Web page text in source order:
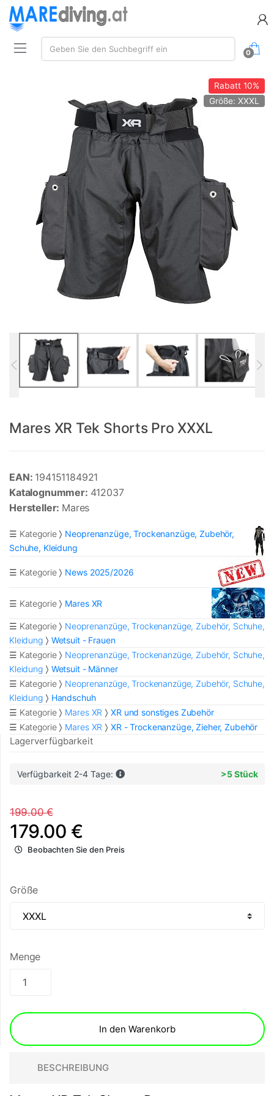
Suchen:
Geben Sie den Suchbegriff ein
0
Rabatt10%
Größe: XXXL
Mares XR Tek Shorts Pro XXXL
EAN: 194151184921
Katalognummer: 412037
Hersteller: Mares
☰ Kategorie
Neoprenanzüge, Trockenanzüge, Zubehör,
Schuhe, Kleidung
☰ Kategorie News 2025/2026
☰ Kategorie Mares XR
☰ Kategorie
Neoprenanzüge, Trockenanzüge, Zubehör, Schuhe,
Kleidung
Wetsuit - Frauen
☰ Kategorie
Neoprenanzüge, Trockenanzüge, Zubehör, Schuhe,
Kleidung
Wetsuit - Männer
☰ Kategorie
Neoprenanzüge, Trockenanzüge, Zubehör, Schuhe,
Kleidung
Handschuh
☰ Kategorie
Mares XR
XR und sonstiges Zubehör
☰ Kategorie
Mares XR XR - Trockenanzüge, Zieher, Zubehör
Lagerverfügbarkeit
Verfügbarkeit 2-4 Tage: >5 Stück
199.00 €
179.00 €
Beobachten Sie den Preis
Größe
Menge
In den Warenkorb
BESCHREIBUNG